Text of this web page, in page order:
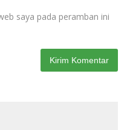
saya pada peramban ini